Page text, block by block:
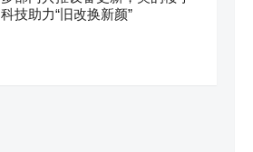
科技助力“旧改换新颜”